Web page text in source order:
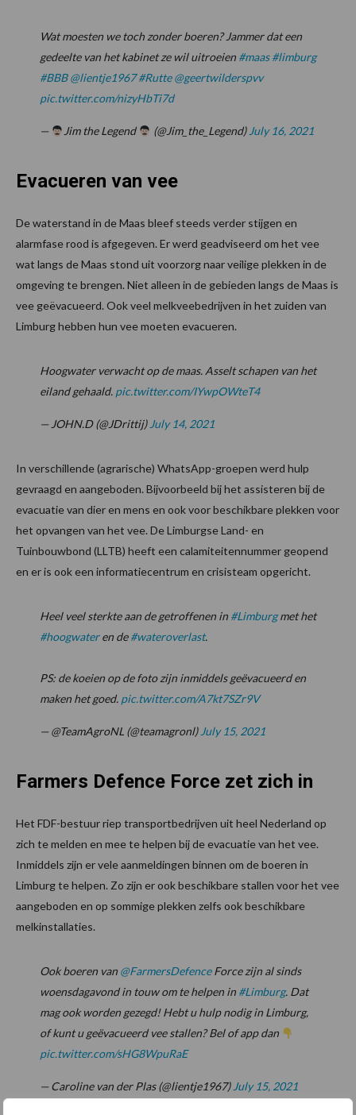
Wat moesten we toch zonder boeren? Jammer dat een
gedeelte van het kabinet ze wil uitroeien #maas #limburg
#BBB @lientje1967 #Rutte @geertwilderspvv
pic.twitter.com/nizyHbTi7d
— Jim the Legend (@Jim_the_Legend) July 16, 2021
Evacueren van vee
De waterstand in de Maas bleef steeds verder stijgen en
alarmfase rood is afgegeven. Er werd geadviseerd om het vee
wat langs de Maas stond uit voorzorg naar veilige plekken in de
omgeving te brengen. Niet alleen in de gebieden langs de Maas is
vee geëvacueerd. Ook veel melkveebedrijven in het zuiden van
Limburg hebben hun vee moeten evacueren.
Hoogwater verwacht op de maas. Asselt schapen van het
eiland gehaald. pic.twitter.com/IYwpOWteT4
— JOHN.D (@JDrittij) July 14, 2021
In verschillende (agrarische) WhatsApp-groepen werd hulp
gevraagd en aangeboden. Bijvoorbeeld bij het assisteren bij de
evacuatie van dier en mens en ook voor beschikbare plekken voor
het opvangen van het vee. De Limburgse Land- en
Tuinbouwbond (LLTB) heeft een calamiteitennummer geopend
en er is ook een informatiecentrum en crisisteam opgericht.
Heel veel sterkte aan de getroffenen in #Limburgmet het
#hoogwateren de#wateroverlast.
PS: de koeien op de foto zijn inmiddels geëvacueerd en
maken het goed. pic.twitter.com/A7kt7SZr9V
— @TeamAgroNL (@teamagronl) July 15, 2021
Farmers Defence Force zet zich in
Het FDF-bestuur riep transportbedrijven uit heel Nederland op
zich te melden en mee te helpen bij de evacuatie van het vee.
Inmiddels zijn er vele aanmeldingen binnen om de boeren in
Limburg te helpen. Zo zijn er ook beschikbare stallen voor het vee
aangeboden en op sommige plekken zelfs ook beschikbare
melkinstallaties.
Ook boeren van @FarmersDefenceForce zijn al sinds
woensdagavond in touw om te helpen in #Limburg. Dat
mag ook worden gezegd! Hebt u hulp nodig in Limburg,
of kunt u geëvacueerd vee stallen? Bel of app dan
pic.twitter.com/sHG8WpuRaE
— Caroline van der Plas (@lientje1967) July 15, 2021